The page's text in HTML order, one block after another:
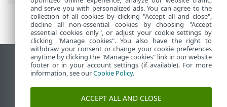
Masaüstü sitesini görüntüle
End of Life
ESET Bilgi Bankası
and serve you with personalized ads. You can agree to the
collection of all cookies by clicking "Accept all and close",
decline all non-essential cookies by choosing "Accept
essential cookies only", or adjust your cookie settings by
clicking "Manage cookies". You also have the right to
withdraw your consent or change your cookie preferences
anytime by clicking the "Manage cookies" link in our website
footer or in your account settings (if available). For more
information, see ourCookie Policy.
ACCEPT ALL AND CLOSE